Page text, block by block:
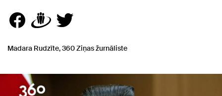
Madara Rudzīte, 360 Ziņas žurnāliste